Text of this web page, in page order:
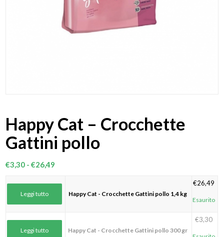
Happy Cat – Crocchette
Gattini pollo
€3,30 - €26,49
Leggi tutto Happy Cat - Crocchette Gattini pollo 1,4 kg
€26,49
Esaurito
Leggi tutto Happy Cat - Crocchette Gattini pollo 300 gr
€3,30